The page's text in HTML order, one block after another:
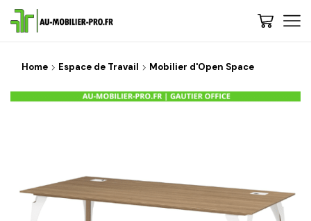
Home Espace de Travail Mobilier d'Open Space